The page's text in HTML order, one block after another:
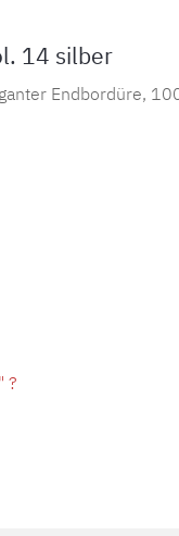
14 silber
Endbordüre,
?